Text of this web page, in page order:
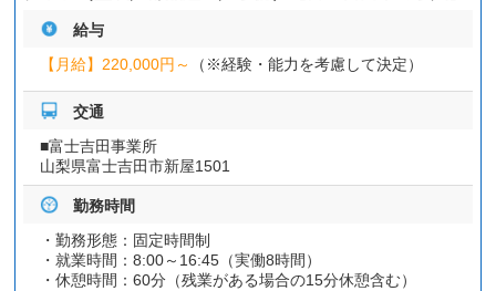
給与
【月給】 220,000円～ （※経験・能力を考慮して決定）
交通
■富士吉田事業所
山梨県富士吉田市新屋1501
勤務時間
・勤務形態：固定時間制
・就業時間：8:00～16:45（実働8時間）
・休憩時間：60分（残業がある場合の15分休憩含む）